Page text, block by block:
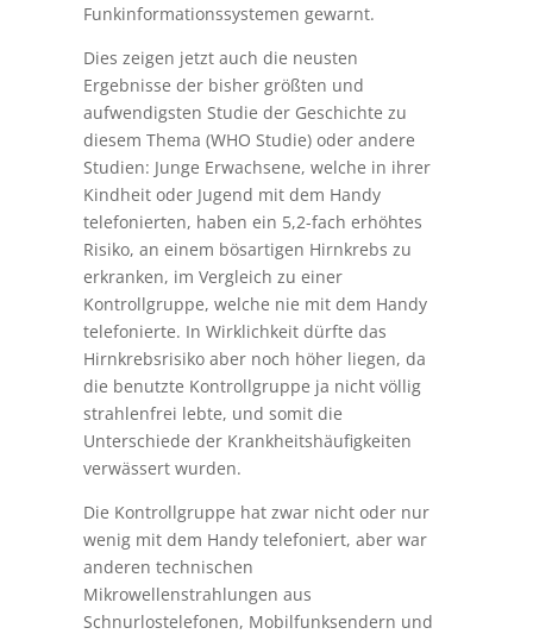
Funkinformationssystemen gewarnt.
Dies zeigen jetzt auch die neusten
Ergebnisse der bisher größten und
aufwendigsten Studie der Geschichte zu
diesem Thema (WHO Studie) oder andere
Studien: Junge Erwachsene, welche in ihrer
Kindheit oder Jugend mit dem Handy
telefonierten, haben ein 5,2-fach erhöhtes
Risiko, an einem bösartigen Hirnkrebs zu
erkranken, im Vergleich zu einer
Kontrollgruppe, welche nie mit dem Handy
telefonierte. In Wirklichkeit dürfte das
Hirnkrebsrisiko aber noch höher liegen, da
die benutzte Kontrollgruppe ja nicht völlig
strahlenfrei lebte, und somit die
Unterschiede der Krankheitshäufigkeiten
verwässert wurden.
Die Kontrollgruppe hat zwar nicht oder nur
wenig mit dem Handy telefoniert, aber war
anderen technischen
Mikrowellenstrahlungen aus
Schnurlostelefonen, Mobilfunksendern und